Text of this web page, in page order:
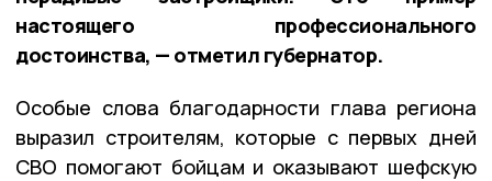
настоящего профессионального
достоинства, — отметил губернатор.
Особые слова благодарности глава региона
выразил строителям, которые с первых дней
СВО помогают бойцам и оказывают шефскую